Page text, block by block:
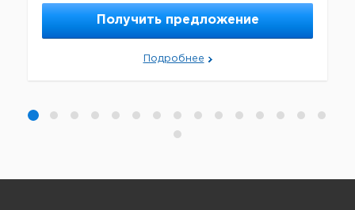
Получить предложение
Подробнее